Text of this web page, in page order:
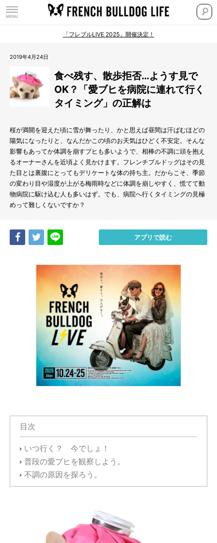
「フレブルLIVE 2025」開催決定！
2019年4月24日
食べ残す、散歩拒否…ようす見で
OK？「愛ブヒを病院に連れて行く
タイミング」の正解は
桜が満開を迎えた頃に雪が舞ったり、かと思えば昼間は汗ばむほどの
陽気になったりと、なんだかこの頃のお天気はひどく不安定。そんな
影響もあってか体調を崩すブヒも多いようで、相棒の不調に頭を抱え
るオーナーさんを近頃よく見かけます。フレンチブルドッグはその見
た目とは裏腹にとってもデリケートな体の持ち主。だからこそ、季節
の変わり目や湿度が上がる梅雨時などに体調を崩しやすく、慌てて動
物病院に駆け込む人も多いはず。でも、病院へ行くタイミングの見極
めって難しくないですか？
Share Tweet アプリで読む
目次
いつ行く？ 今でしょ！
普段の愛ブヒを観察しよう。
不調の原因を探ろう。